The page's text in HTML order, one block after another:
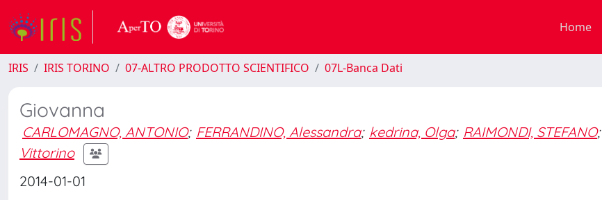
Home
IRIS IRIS TORINO 07-ALTRO PRODOTTO SCIENTIFICO 07L-Banca Dati
Giovanna
CARLOMAGNO, ANTONIO; FERRANDINO, Alessandra; kedrina, Olga; RAIMONDI, STEFANO;
Vittorino
2014-01-01